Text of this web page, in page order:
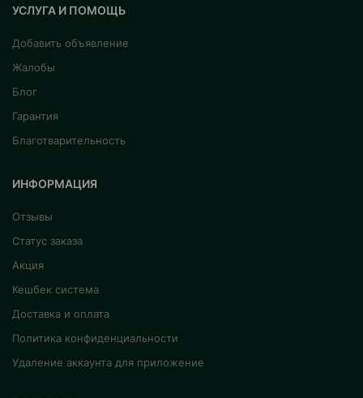
УСЛУГА И ПОМОЩЬ
Добавить объявление
Жалобы
Блог
Гарантия
Благотварительность
ИНФОРМАЦИЯ
Отзывы
Статус заказа
Акция
Кешбек система
Доставка и оплата
Политика конфиденциальности
Удаление аккаунта для приложение